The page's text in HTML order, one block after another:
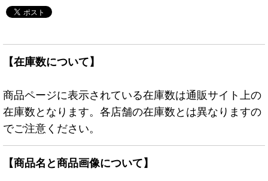
【在庫数について】
商品ページに表示されている在庫数は通販サイト上の
在庫数となります。各店舗の在庫数とは異なりますの
でご注意ください。
【商品名と商品画像について】